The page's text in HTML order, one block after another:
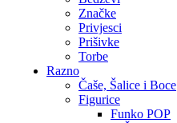
Značke
Privjesci
Prišivke
Torbe
Razno
Čaše, Šalice i Boce
Figurice
Funko POP